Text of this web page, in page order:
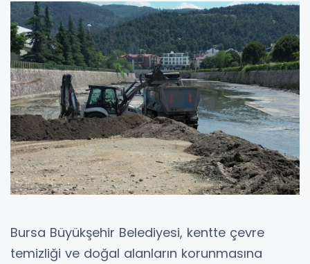
Bursa Büyükşehir Belediyesi, kentte çevre
temizliği ve doğal alanların korunmasına